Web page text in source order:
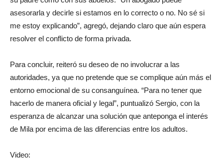
asesorarla y decirle si estamos en lo correcto o no. No sé si
me estoy explicando”, agregó, dejando claro que aún espera
resolver el conflicto de forma privada.
Para concluir, reiteró su deseo de no involucrar a las
autoridades, ya que no pretende que se complique aún más el
entorno emocional de su consanguínea. “Para no tener que
hacerlo de manera oficial y legal”, puntualizó Sergio, con la
esperanza de alcanzar una solución que anteponga el interés
de Mila por encima de las diferencias entre los adultos.
Video: